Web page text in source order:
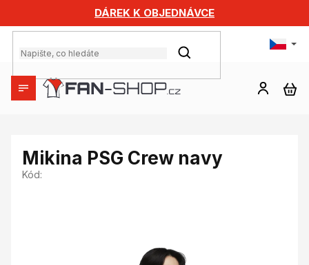
obsah
DÁREK K OBJEDNÁVCE
HLEDAT
Mikina PSG Crew navy
Kód: